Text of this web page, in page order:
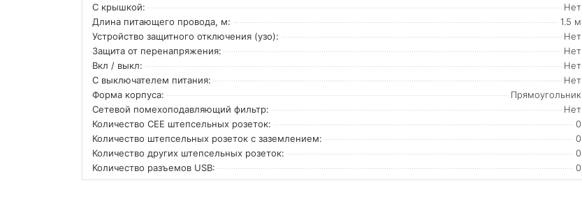
С крышкой:
Нет
Длина питающего провода, м:
1.5 м
Устройство защитного отключения (узо):
Нет
Защита от перенапряжения:
Нет
Вкл / выкл:
Нет
С выключателем питания:
Нет
Форма корпуса:
Прямоугольник
Сетевой помехоподавляющий фильтр:
Нет
Количество CEE штепсельных розеток:
0
Количество штепсельных розеток с заземлением:
0
Количество других штепсельных розеток:
0
Количество разъемов USB:
0